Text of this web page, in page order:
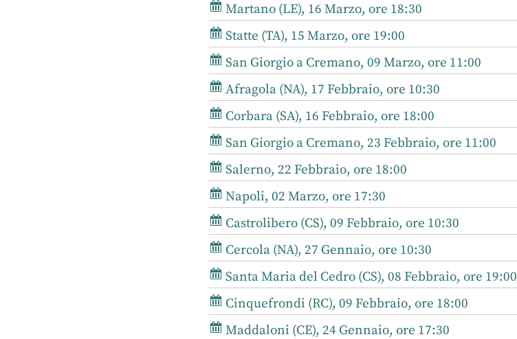
Martano (LE), 16 Marzo, ore 18:30
Statte (TA), 15 Marzo, ore 19:00
San Giorgio a Cremano, 09 Marzo, ore 11:00
Afragola (NA), 17 Febbraio, ore 10:30
Corbara (SA), 16 Febbraio, ore 18:00
San Giorgio a Cremano, 23 Febbraio, ore 11:00
Salerno, 22 Febbraio, ore 18:00
Napoli, 02 Marzo, ore 17:30
Castrolibero (CS), 09 Febbraio, ore 10:30
Cercola (NA), 27 Gennaio, ore 10:30
Santa Maria del Cedro (CS), 08 Febbraio, ore 19:00
Cinquefrondi (RC), 09 Febbraio, ore 18:00
Maddaloni (CE), 24 Gennaio, ore 17:30